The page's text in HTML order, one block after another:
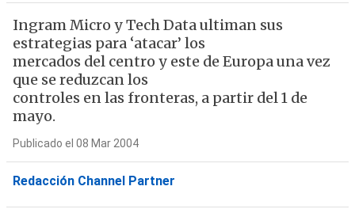
Ingram Micro y Tech Data ultiman sus
estrategias para ‘atacar’ los
mercados del centro y este de Europa una vez
que se reduzcan los
controles en las fronteras, a partir del 1 de
mayo.
Publicado el 08 Mar 2004
Redacción Channel Partner